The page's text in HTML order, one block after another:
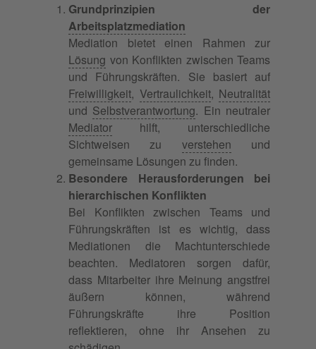
Grundprinzipien der
Arbeitsplatzmediation
Mediation bietet einen Rahmen zur
Lösung von Konflikten zwischen Teams
und Führungskräften. Sie basiert auf
Freiwilligkeit, Vertraulichkeit, Neutralität
und Selbstverantwortung. Ein neutraler
Mediator hilft, unterschiedliche
Sichtweisen zu verstehen und
gemeinsame Lösungen zu finden.
Besondere Herausforderungen bei
hierarchischen Konflikten
Bei Konflikten zwischen Teams und
Führungskräften ist es wichtig, dass
Mediationen die Machtunterschiede
beachten. Mediatoren sorgen dafür,
dass Mitarbeiter ihre Meinung angstfrei
äußern können, während
Führungskräfte ihre Position
reflektieren, ohne ihr Ansehen zu